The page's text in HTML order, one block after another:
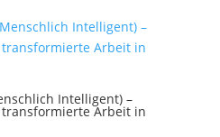
Intelligent) –
Arbeit in